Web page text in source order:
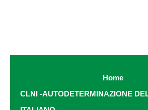
Home
CLNI -AUTODETERMINAZIONE